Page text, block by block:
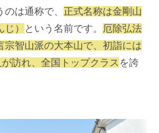
は通称で、 正式名称は金剛山
）
という名前です。
厄除弘法
宗智山派の大本山で、初詣には
訪れ、全国トップクラス を誇